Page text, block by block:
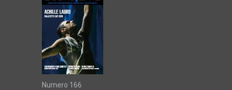
Numero 166